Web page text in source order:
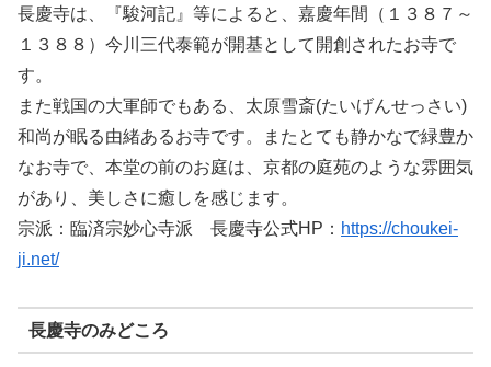
長慶寺は、『駿河記』等によると、嘉慶年間（１３８７～
１３８８）今川三代泰範が開基として開創されたお寺で
す。
また戦国の大軍師でもある、太原雪斎(たいげんせっさい)
和尚が眠る由緒あるお寺です。またとても静かなで緑豊か
なお寺で、本堂の前のお庭は、京都の庭苑のような雰囲気
があり、美しさに癒しを感じます。
宗派：臨済宗妙心寺派 長慶寺公式HP： https://choukei-
ji.net/
長慶寺のみどころ